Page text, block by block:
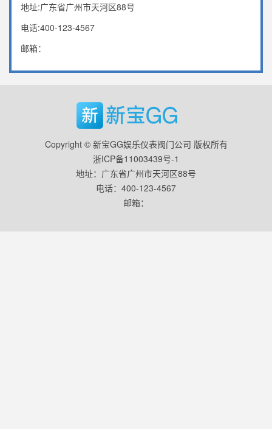
地址:广东省广州市天河区88号
电话:400-123-4567
邮箱：
Copyright © 新宝GG娱乐仪表阀门公司 版权所有
浙ICP备11003439号-1
地址：广东省广州市天河区88号
电话：400-123-4567
邮箱：